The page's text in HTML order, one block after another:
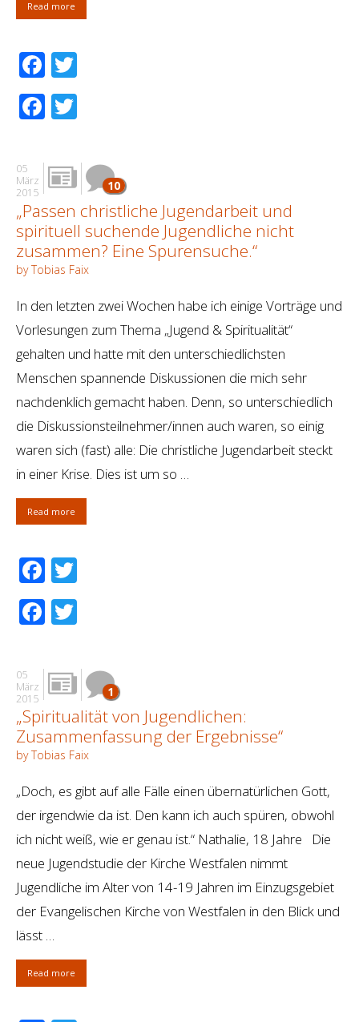
Read more
Facebook
Facebook
05
März
2015
10
„Passen christliche Jugendarbeit und
spirituell suchende Jugendliche nicht
zusammen? Eine Spurensuche.“
by Tobias Faix
In den letzten zwei Wochen habe ich einige Vorträge und
Vorlesungen zum Thema „Jugend & Spiritualität“
gehalten und hatte mit den unterschiedlichsten
Menschen spannende Diskussionen die mich sehr
nachdenklich gemacht haben. Denn, so unterschiedlich
die Diskussionsteilnehmer/innen auch waren, so einig
waren sich (fast) alle: Die christliche Jugendarbeit steckt
in einer Krise. Dies ist um so …
Read more
Facebook
Facebook
05
März
2015
1
„Spiritualität von Jugendlichen:
Zusammenfassung der Ergebnisse“
by Tobias Faix
„Doch, es gibt auf alle Fälle einen übernatürlichen Gott,
der irgendwie da ist. Den kann ich auch spüren, obwohl
ich nicht weiß, wie er genau ist.“ Nathalie, 18 Jahre Die
neue Jugendstudie der Kirche Westfalen nimmt
Jugendliche im Alter von 14-19 Jahren im Einzugsgebiet
der Evangelischen Kirche von Westfalen in den Blick und
lässt …
Read more